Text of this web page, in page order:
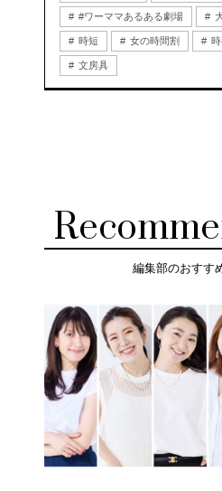
#ワーママあるある劇場
時短 女の時間割
文房具
編集部のおすす